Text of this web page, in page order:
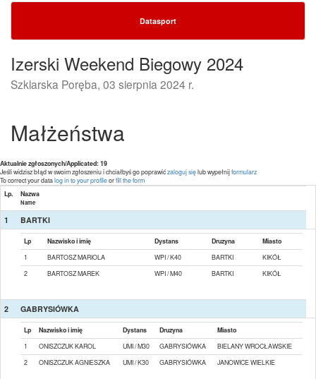
Datasport
Izerski Weekend Biegowy 2024
Szklarska Poręba, 03 sierpnia 2024 r.
Małżeństwa
Aktualnie zgłoszonych/Applicated: 19
Jeśli widzisz błąd w swoim zgłoszeniu i chciałbyś go poprawićzaloguj sięlub wypełnijformularz
To correct your datalog in to your profileorfill the form
Lp.
Nazwa
Name
1 BARTKI
Lp Nazwisko i imię Dystans Druzyna
Miasto
1
BARTOSZ MARIOLA WPI / K40 BARTKI
KIKÓŁ
2
BARTOSZ MAREK WPI / M40 BARTKI KIKÓŁ
2 GABRYSIÓWKA
Lp Nazwisko i imię Dystans Druzyna
Miasto
1
ONISZCZUK KAROL UMI / M30 GABRYSIÓWKA
BIELANY WROCŁAWSKIE
2
ONISZCZUK AGNIESZKA UMI / K30 GABRYSIÓWKA JANOWICE WIELKIE